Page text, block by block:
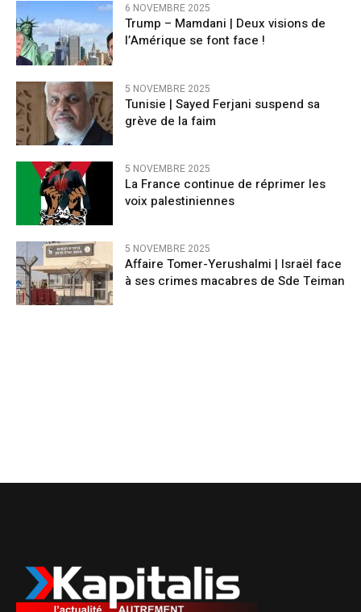
6 NOVEMBRE 2025
Trump – Mamdani | Deux visions de
l’Amérique se font face !
5 NOVEMBRE 2025
Tunisie | Sayed Ferjani suspend sa
grève de la faim
5 NOVEMBRE 2025
La France continue de réprimer les
voix palestiniennes
5 NOVEMBRE 2025
Affaire Tomer-Yerushalmi | Israël face
à ses crimes macabres de Sde Teiman